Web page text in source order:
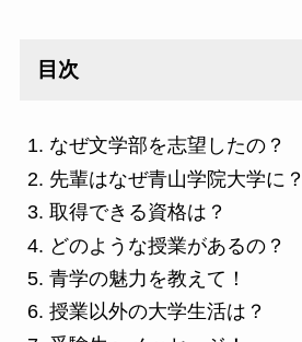
目次
なぜ文学部を志望したの？
先輩はなぜ青山学院大学に？
取得できる資格は？
どのような授業があるの？
青学の魅力を教えて！
授業以外の大学生活は？